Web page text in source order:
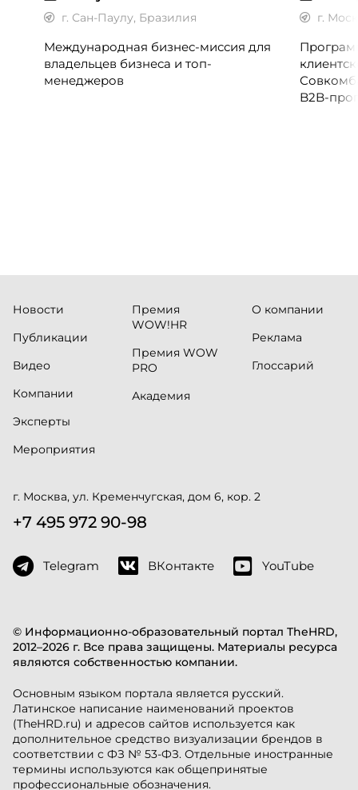
г. Сан-Паулу, Бразилия
Международная бизнес-миссия для
владельцев бизнеса и топ-
менеджеров
г.
B2B-
© Информационно-образовательный портал TheHRD,
2012–2026 г. Все права защищены. Материалы ресурса
являются собственностью компании.
Основным языком портала является русский.
Латинское написание наименований проектов
(TheHRD.ru) и адресов сайтов используется как
дополнительное средство визуализации брендов в
соответствии с ФЗ № 53-ФЗ. Отдельные иностранные
термины используются как общепринятые
профессиональные обозначения.
Новости
Публикации
Видео
Компании
Эксперты
Мероприятия
Премия
WOW!HR
Премия WOW
PRO
Академия
О компании
Реклама
Глоссарий
г. Москва, ул. Кременчугская, дом 6, кор. 2
+7 495 972 90-98
Telegram ВКонтакте YouTube